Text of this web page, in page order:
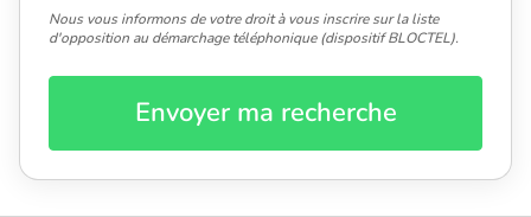
Nous vous informons de votre droit à vous inscrire sur la liste
d'opposition au démarchage téléphonique (dispositif BLOCTEL).
Envoyer ma recherche